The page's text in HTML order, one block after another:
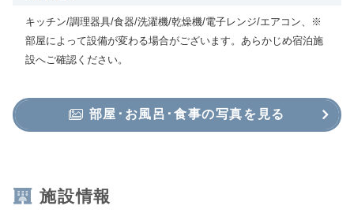
キッチン/調理器具/食器/洗濯機/乾燥機/電子レンジ/エアコン、※
部屋によって設備が変わる場合がございます。あらかじめ宿泊施
設へご確認ください。
部屋･お風呂･食事の写真を見る
施設情報